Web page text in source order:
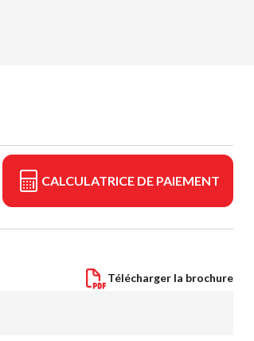
CALCULATRICE DE PAIEMENT
Télécharger la brochure